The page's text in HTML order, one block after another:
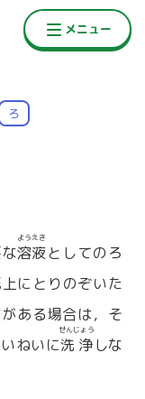
ろ
な溶液
ようえき
としてのろ
にとりのぞいた
がある場合は，そ
ねいに洗浄
せんじょう
しな